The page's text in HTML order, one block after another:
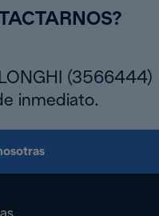
(3566444)
inmediato.